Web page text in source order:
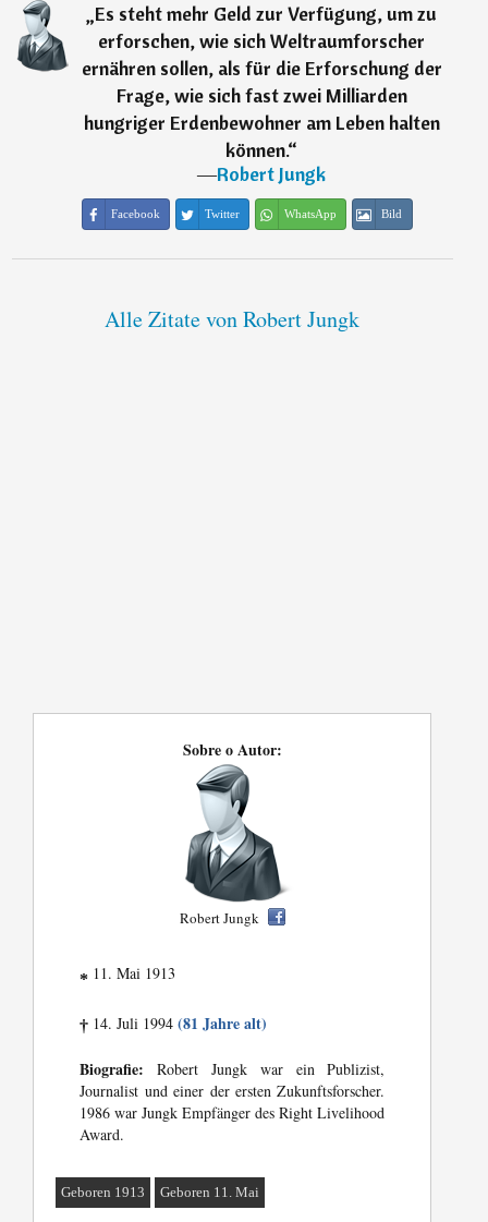
„Es steht mehr Geld zur Verfügung, um zu
erforschen, wie sich Weltraumforscher
ernähren sollen, als für die Erforschung der
Frage, wie sich fast zwei Milliarden
hungriger Erdenbewohner am Leben halten
können.“
―Robert Jungk
Facebook Twitter WhatsApp Bild
Alle Zitate von Robert Jungk
Sobre o Autor:
Robert Jungk
* 11. Mai 1913
† 14. Juli 1994(81 Jahre alt)
Biografie: Robert Jungk war ein Publizist,
Journalist und einer der ersten Zukunftsforscher.
1986 war Jungk Empfänger des Right Livelihood
Award.
Geboren 1913 Geboren 11. Mai